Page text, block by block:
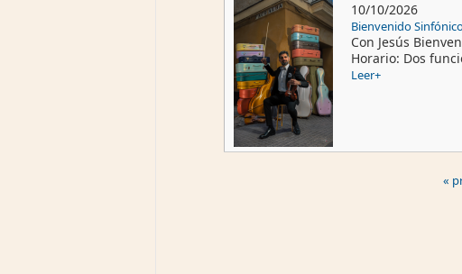
10/10/2026
Bienvenido
Con Jesús
Horario: Dos
Leer+
«